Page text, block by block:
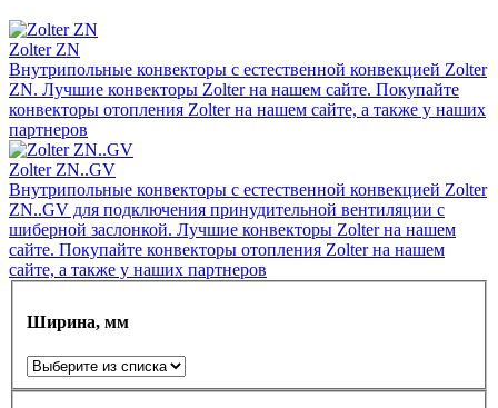
Zolter ZN
Внутрипольные конвекторы с естественной конвекцией Zolter
ZN. Лучшие конвекторы Zolter на нашем сайте. Покупайте
конвекторы отопления Zolter на нашем сайте, а также у наших
партнеров
Zolter ZN..GV
Внутрипольные конвекторы с естественной конвекцией Zolter
ZN..GV для подключения принудительной вентиляции с
шиберной заслонкой. Лучшие конвекторы Zolter на нашем
сайте. Покупайте конвекторы отопления Zolter на нашем
сайте, а также у наших партнеров
Ширина, мм